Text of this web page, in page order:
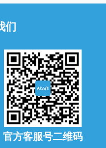
们
官方客服号二维码